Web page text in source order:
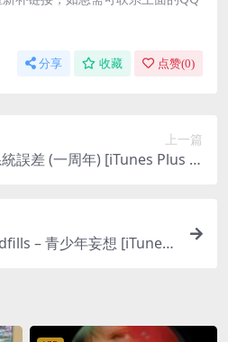
分享 收藏 点赞(0)
上一篇
誤差 (一周年) [iTunes Plus M
– 青少年妄想 [iTunes